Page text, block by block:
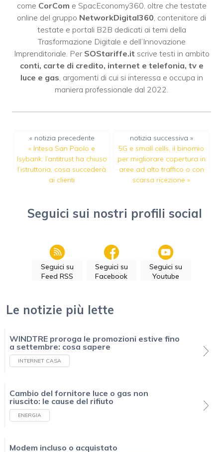
come CorCom e SpacEconomy360, oltre che testate
online del gruppo NetworkDigital360, contenitore di
testate e portali B2B dedicati ai temi della
Trasformazione Digitale e dell’Innovazione
Imprenditoriale. Per SOStariffe.it scrive testi in ambito
conti, carte di credito, internet e telefonia, tv e
luce e gas, argomenti di cui si interessa e occupa in
maniera professionale dal 2022.
« notizia precedente
« Intesa San Paolo e
Isybank: l’antitrust ha chiuso
l’istruttoria, cosa succederà
ai clienti
notizia successiva »
5G e small cells, il binomio
per migliorare copertura in
aree ad alto traffico o con
scarsa ricezione »
Seguici sui nostri profili social
Seguici su
Feed RSS
Seguici su
Facebook
Seguici su
Youtube
Le notizie più lette
WINDTRE proroga le promozioni estive fino
a settembre: cosa sapere
INTERNET CASA
Cambio del fornitore luce o gas non
riuscito: le cause del rifiuto
ENERGIA
Modem incluso o acquistato